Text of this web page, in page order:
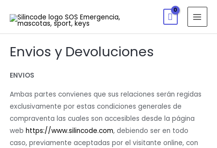
Envios y Devoluciones
ENVIOS
Ambas partes convienes que sus relaciones serán regidas
exclusivamente por estas condiciones generales de
compraventa las cuales son accesibles desde la página
web https://www.silincode.com, debiendo ser en todo
caso, previamente aceptadas por el visitante online, con